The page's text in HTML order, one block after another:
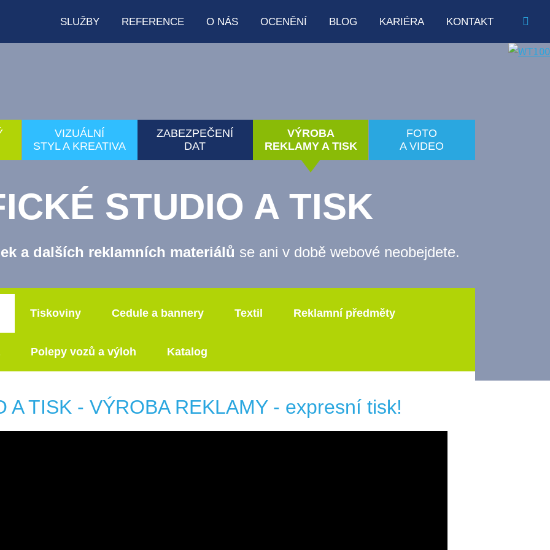
SLUŽBY REFERENCE O NÁS OCENĚNÍ BLOG KARIÉRA KONTAKT
VIZUÁLNÍ
STYL A KREATIVA
ZABEZPEČENÍ
DAT
VÝROBA
REKLAMY A TISK
FOTO
A VIDEO
STUDIO A TISK
a dalších reklamních materiálů se ani v době webové neobejdete.
Tiskoviny Cedule a bannery Textil Reklamní předměty
Polepy vozů a výloh Katalog
A TISK - VÝROBA REKLAMY - expresní tisk!